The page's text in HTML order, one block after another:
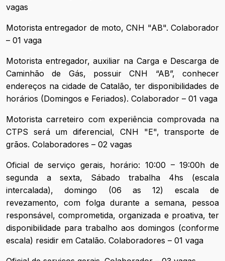
vagas
Motorista entregador de moto, CNH "AB". Colaborador
– 01 vaga
Motorista entregador, auxiliar na Carga e Descarga de
Caminhão de Gás, possuir CNH “AB”, conhecer
endereços na cidade de Catalão, ter disponibilidades de
horários (Domingos e Feriados). Colaborador – 01 vaga
Motorista carreteiro com experiência comprovada na
CTPS será um diferencial, CNH "E", transporte de
grãos. Colaboradores – 02 vagas
Oficial de serviço gerais, horário: 10:00 – 19:00h de
segunda a sexta, Sábado trabalha 4hs (escala
intercalada), domingo (06 as 12) escala de
revezamento, com folga durante a semana, pessoa
responsável, comprometida, organizada e proativa, ter
disponibilidade para trabalho aos domingos (conforme
escala) residir em Catalão. Colaboradores – 01 vaga